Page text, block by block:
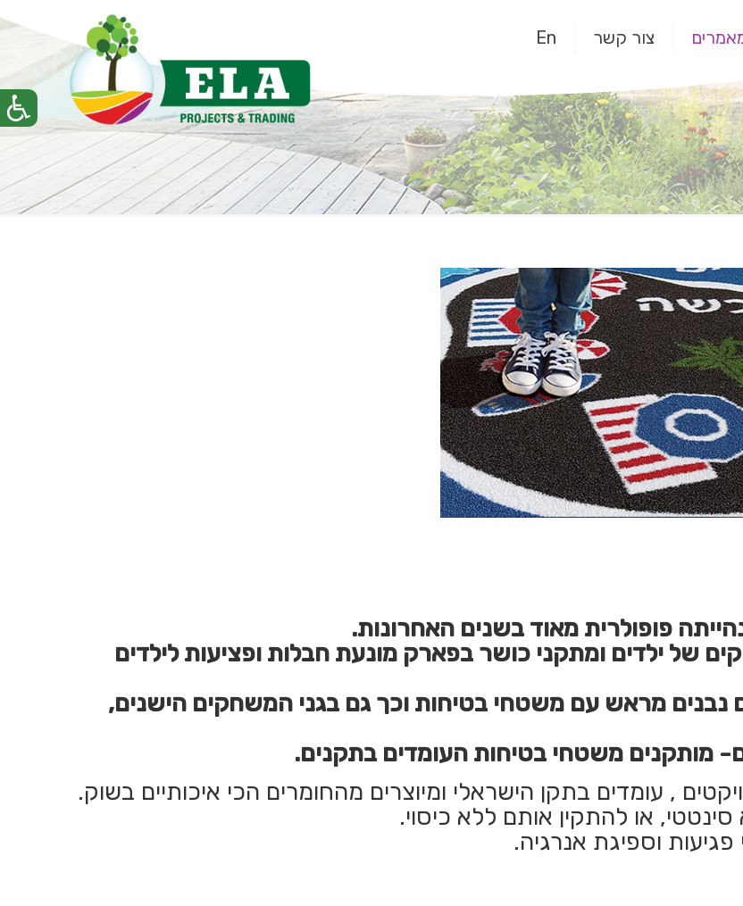
צור קשר En
פופולרית מאוד בשנים האחרונות.
של ילדים ומתקני כושר בפארק מונעת חבלות ופציעות לילדים
נבנים מראש עם משטחי בטיחות וכך גם בגני המשחקים הישנים,
מותקנים משטחי בטיחות העומדים בתקנים.
, עומדים בתקן הישראלי ומיוצרים מהחומרים הכי איכותיים בשוק.
או להתקין אותם ללא כיסוי.
וספיגת אנרגיה.